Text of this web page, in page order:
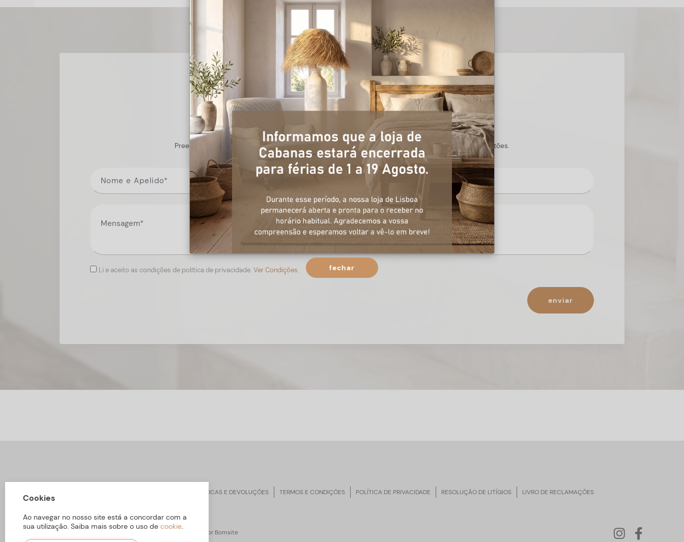
+ informações
Preencha o formulário, e num curto espaço de tempo, temos respostas para todas as suas questões.
Li e aceito as condições de política de privacidade. Ver Condições.
enviar
TROCAS E DEVOLUÇÕES TERMOS E CONDIÇÕES POLÍTICA DE PRIVACIDADE RESOLUÇÃO DE LITÍGIOS LIVRO DE RECLAMAÇÕES
ARBORETTO © Todos os Direitos Reservados | Desenvolvido por Bomsite
Cookies
Ao navegar no nosso site está a concordar com a
sua utilização. Saiba mais sobre o uso de cookie.
fechar